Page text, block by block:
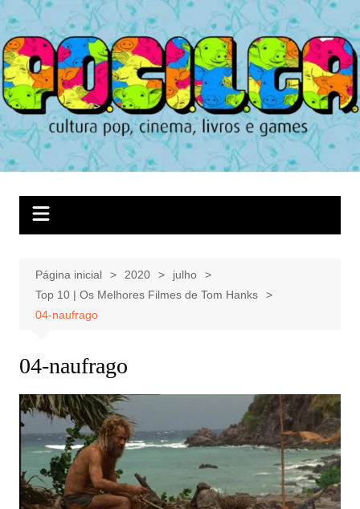
Ir
para
o
conteúdo
Página inicial 2020
julho
Top 10 | Os Melhores Filmes de Tom Hanks
04-naufrago
04-naufrago